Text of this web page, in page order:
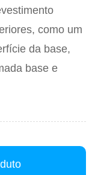
como um
da base,
base e